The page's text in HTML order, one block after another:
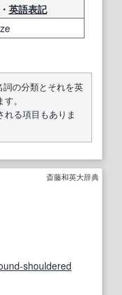
英語表記
詞の分類とそれを英
。
れる項目もありま
斎藤和英大辞典
shouldered